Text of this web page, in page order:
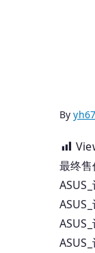
By
最终售